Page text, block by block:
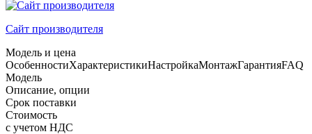
Сайт производителя
Модель и цена
ОсобенностиХарактеристикиНастройкаМонтажГарантияFAQ
Модель
Описание, опции
Срок поставки
Стоимость
с учетом НДС